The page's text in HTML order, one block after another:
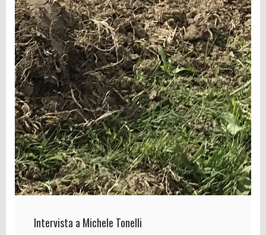
Intervista a Michele Tonelli